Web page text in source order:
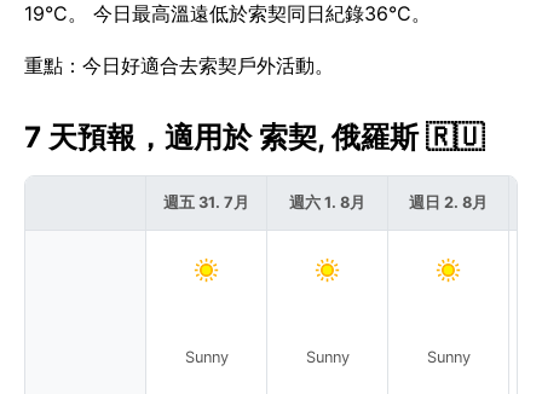
19°C。 今日最高溫遠低於索契同日紀錄36°C。
重點：今日好適合去索契戶外活動。
7 天預報，適用於 索契, 俄羅斯 🇷🇺
週五 31. 7月
Sunny
週六 1. 8月
Sunny
週日 2. 8月
Sunny